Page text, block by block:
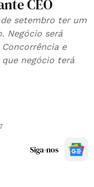
CEO
setembro ter um
Negócio será
e
negócio terá
Siga-nos